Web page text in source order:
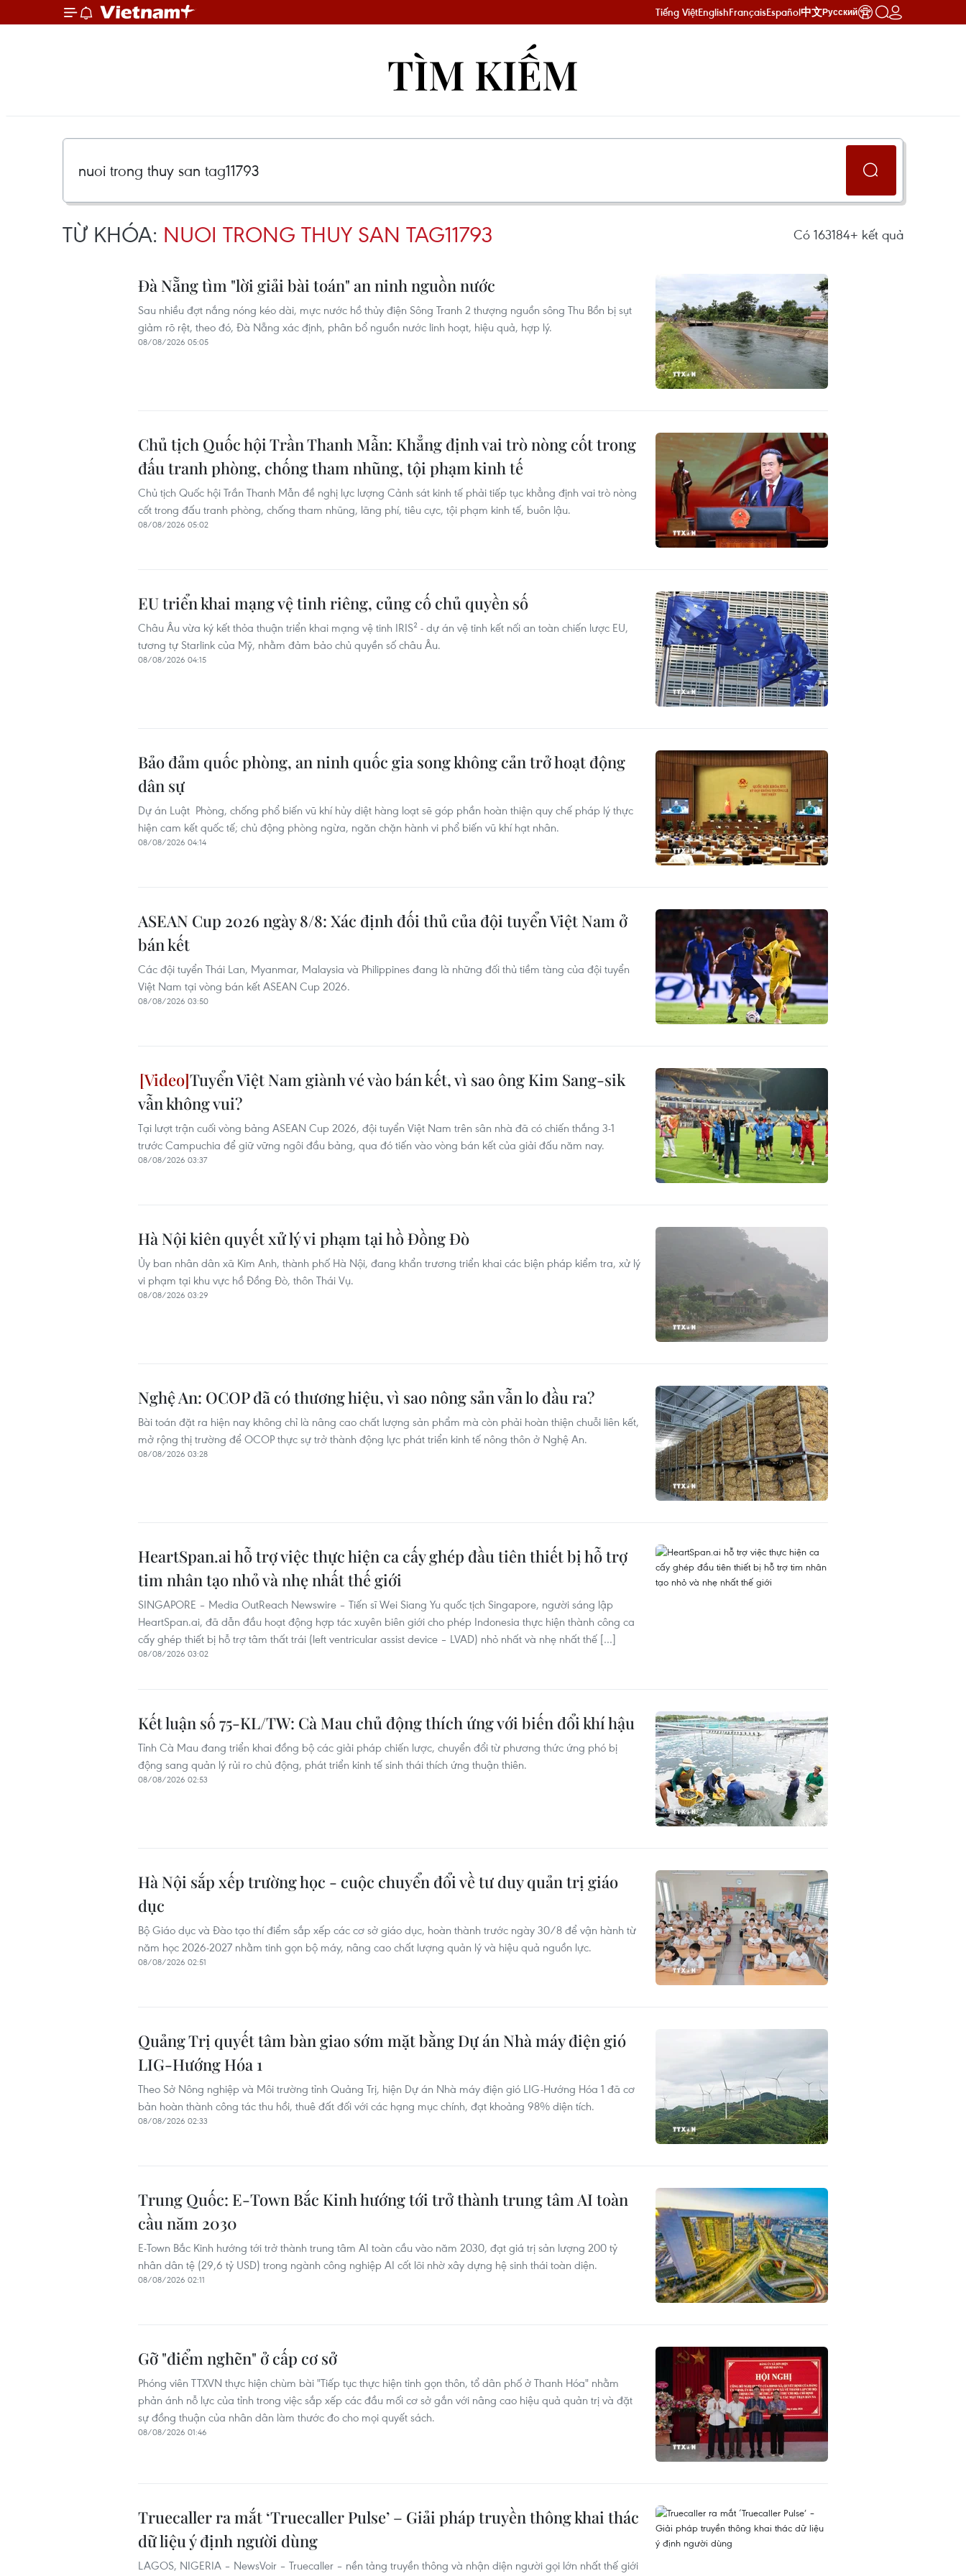
Tiếng ViệtEnglishFrançaisEspañol中文Русский
TÌM KIẾM
TỪ KHÓA: NUOI TRONG THUY SAN TAG11793 Có 163184+ kết quả
Đà Nẵng tìm "lời giải bài toán" an ninh nguồn nước
Sau nhiều đợt nắng nóng kéo dài, mực nước hồ thủy điện Sông Tranh 2 thượng nguồn sông Thu Bồn bị sụt
giảm rõ rệt, theo đó, Đà Nẵng xác định, phân bổ nguồn nước linh hoạt, hiệu quả, hợp lý.
08/08/2026 05:05
Chủ tịch Quốc hội Trần Thanh Mẫn: Khẳng định vai trò nòng cốt trong
đấu tranh phòng, chống tham nhũng, tội phạm kinh tế
Chủ tịch Quốc hội Trần Thanh Mẫn đề nghị lực lượng Cảnh sát kinh tế phải tiếp tục khẳng định vai trò nòng
cốt trong đấu tranh phòng, chống tham nhũng, lãng phí, tiêu cực, tội phạm kinh tế, buôn lậu.
08/08/2026 05:02
EU triển khai mạng vệ tinh riêng, củng cố chủ quyền số
Châu Âu vừa ký kết thỏa thuận triển khai mạng vệ tinh IRIS² - dự án vệ tinh kết nối an toàn chiến lược EU,
tương tự Starlink của Mỹ, nhằm đảm bảo chủ quyền số châu Âu.
08/08/2026 04:15
Bảo đảm quốc phòng, an ninh quốc gia song không cản trở hoạt động
dân sự
Dự án Luật Phòng, chống phổ biến vũ khí hủy diệt hàng loạt sẽ góp phần hoàn thiện quy chế pháp lý thực
hiện cam kết quốc tế; chủ động phòng ngừa, ngăn chặn hành vi phổ biến vũ khí hạt nhân.
08/08/2026 04:14
ASEAN Cup 2026 ngày 8/8: Xác định đối thủ của đội tuyển Việt Nam ở
bán kết
Các đội tuyển Thái Lan, Myanmar, Malaysia và Philippines đang là những đối thủ tiềm tàng của đội tuyển
Việt Nam tại vòng bán kết ASEAN Cup 2026.
08/08/2026 03:50
Tuyển Việt Nam giành vé vào bán kết, vì sao ông Kim Sang-sik
vẫn không vui?
Tại lượt trận cuối vòng bảng ASEAN Cup 2026, đội tuyển Việt Nam trên sân nhà đã có chiến thắng 3-1
trước Campuchia để giữ vững ngôi đầu bảng, qua đó tiến vào vòng bán kết của giải đấu năm nay.
08/08/2026 03:37
Hà Nội kiên quyết xử lý vi phạm tại hồ Đồng Đò
Ủy ban nhân dân xã Kim Anh, thành phố Hà Nội, đang khẩn trương triển khai các biện pháp kiểm tra, xử lý
vi phạm tại khu vực hồ Đồng Đò, thôn Thái Vụ.
08/08/2026 03:29
Nghệ An: OCOP đã có thương hiệu, vì sao nông sản vẫn lo đầu ra?
Bài toán đặt ra hiện nay không chỉ là nâng cao chất lượng sản phẩm mà còn phải hoàn thiện chuỗi liên kết,
mở rộng thị trường để OCOP thực sự trở thành động lực phát triển kinh tế nông thôn ở Nghệ An.
08/08/2026 03:28
HeartSpan.ai hỗ trợ việc thực hiện ca cấy ghép đầu tiên thiết bị hỗ trợ
tim nhân tạo nhỏ và nhẹ nhất thế giới
SINGAPORE – Media OutReach Newswire – Tiến sĩ Wei Siang Yu quốc tịch Singapore, người sáng lập
HeartSpan.ai, đã dẫn đầu hoạt động hợp tác xuyên biên giới cho phép Indonesia thực hiện thành công ca
cấy ghép thiết bị hỗ trợ tâm thất trái (left ventricular assist device – LVAD) nhỏ nhất và nhẹ nhất thế […]
08/08/2026 03:02
Kết luận số 75-KL/TW: Cà Mau chủ động thích ứng với biến đổi khí hậu
Tỉnh Cà Mau đang triển khai đồng bộ các giải pháp chiến lược, chuyển đổi từ phương thức ứng phó bị
động sang quản lý rủi ro chủ động, phát triển kinh tế sinh thái thích ứng thuận thiên.
08/08/2026 02:53
Hà Nội sắp xếp trường học - cuộc chuyển đổi về tư duy quản trị giáo
dục
Bộ Giáo dục và Đào tạo thí điểm sắp xếp các cơ sở giáo dục, hoàn thành trước ngày 30/8 để vận hành từ
năm học 2026-2027 nhằm tinh gọn bộ máy, nâng cao chất lượng quản lý và hiệu quả nguồn lực.
08/08/2026 02:51
Quảng Trị quyết tâm bàn giao sớm mặt bằng Dự án Nhà máy điện gió
LIG-Hướng Hóa 1
Theo Sở Nông nghiệp và Môi trường tỉnh Quảng Trị, hiện Dự án Nhà máy điện gió LIG-Hướng Hóa 1 đã cơ
bản hoàn thành công tác thu hồi, thuê đất đối với các hạng mục chính, đạt khoảng 98% diện tích.
08/08/2026 02:33
Trung Quốc: E-Town Bắc Kinh hướng tới trở thành trung tâm AI toàn
cầu năm 2030
E-Town Bắc Kinh hướng tới trở thành trung tâm AI toàn cầu vào năm 2030, đạt giá trị sản lượng 200 tỷ
nhân dân tệ (29,6 tỷ USD) trong ngành công nghiệp AI cốt lõi nhờ xây dựng hệ sinh thái toàn diện.
08/08/2026 02:11
Gỡ "điểm nghẽn" ở cấp cơ sở
Phóng viên TTXVN thực hiện chùm bài "Tiếp tục thực hiện tinh gọn thôn, tổ dân phố ở Thanh Hóa" nhằm
phản ánh nỗ lực của tỉnh trong việc sắp xếp các đầu mối cơ sở gắn với nâng cao hiệu quả quản trị và đặt
sự đồng thuận của nhân dân làm thước đo cho mọi quyết sách.
08/08/2026 01:46
Truecaller ra mắt ‘Truecaller Pulse’ – Giải pháp truyền thông khai thác
dữ liệu ý định người dùng
LAGOS, NIGERIA – NewsVoir – Truecaller – nền tảng truyền thông và nhận diện người gọi lớn nhất thế giới